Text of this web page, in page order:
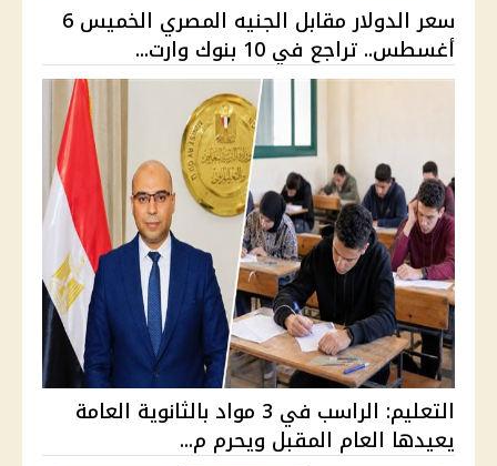
سعر الدولار مقابل الجنيه المصري الخميس 6
أغسطس.. تراجع في 10 بنوك وارت...
التعليم: الراسب في 3 مواد بالثانوية العامة
يعيدها العام المقبل ويحرم م...